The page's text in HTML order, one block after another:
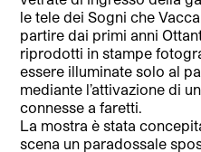
le tele dei Sogni che
partire dai primi anni
riprodotti in stampe
essere illuminate solo al
mediante l’attivazione di
connesse a faretti.
La mostra è stata
scena un paradossale